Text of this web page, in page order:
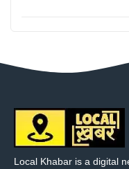
Local Khabar is a digital